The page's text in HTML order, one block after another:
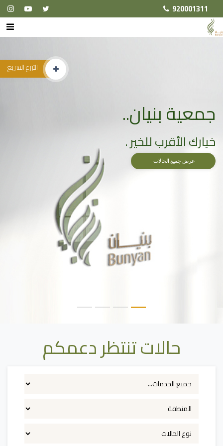
920001311
التبرع السريع
جمعية بنيان..
خيارك الأقرب للخير .
عرض جميع الحالات
حالات تنتظر دعمكم